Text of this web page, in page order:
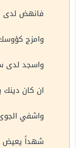
فانهض لدى
وامزج
واسجد لدى
ان كان دينك
واشفي
شهداً يعيض